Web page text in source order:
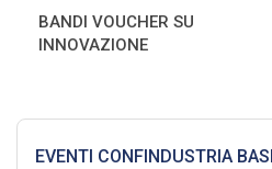
BANDI VOUCHER SU
INNOVAZIONE
EVENTI CONFINDUSTRIA